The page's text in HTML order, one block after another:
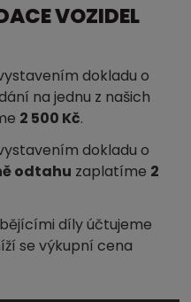
VOZIDEL
dokladu o
na jednu z našich
2 500 Kč.
dokladu o
odtahu zaplatíme 2
díly účtujeme
se výkupní cena